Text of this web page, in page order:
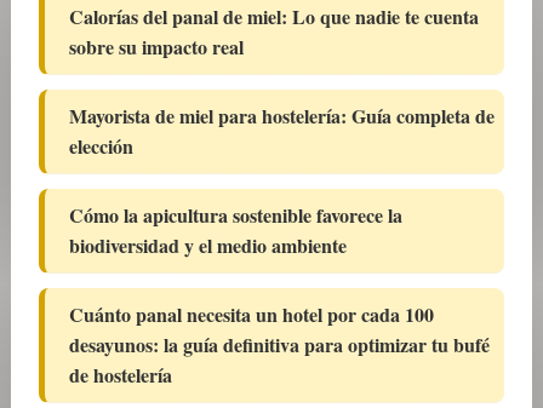
Calorías del panal de miel: Lo que nadie te cuenta
sobre su impacto real
Mayorista de miel para hostelería: Guía completa de
elección
Cómo la apicultura sostenible favorece la
biodiversidad y el medio ambiente
Cuánto panal necesita un hotel por cada 100
desayunos: la guía definitiva para optimizar tu bufé
de hostelería